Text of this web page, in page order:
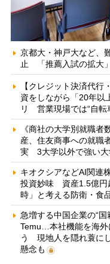
京都大・神戸大など、
止 「推薦入試の拡大
【クレジット決済代
資をしながら「20年以
リ 営業現場では“自転
《商社の大学別就職
産、住友商事への就職
実 3大学以外で強い大
キオクシアなどAI関連
投資妙味 資産1.5億円
時」と考える防衛・食
急増する中国企業の“
Temu…本社機能を海外
う 現地人を隠れ蓑に
懸念も